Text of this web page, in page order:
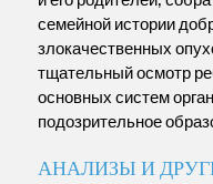
семейной истории
злокачественных
тщательный осмотр
основных систем
подозрительное
АНАЛИЗЫ И